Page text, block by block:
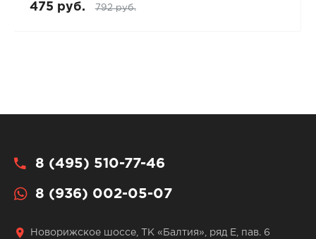
475 руб. 792 руб.
8 (495) 510-77-46
8 (936) 002-05-07
Новорижское шоссе, ТК «Балтия», ряд Е, пав. 6